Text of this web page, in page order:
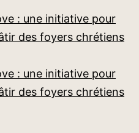
: une initiative pour
des foyers chrétiens
: une initiative pour
des foyers chrétiens